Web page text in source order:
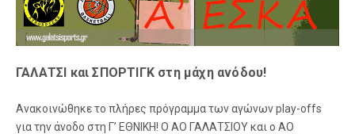
ΓΑΛΑΤΣΙ και ΣΠΟΡΤΙΓΚ στη μάχη ανόδου!
Ανακοινώθηκε το πλήρες πρόγραμμα των αγώνων play-offs
για την άνοδο στη Γ’ ΕΘΝΙΚΗ! Ο ΑΟ ΓΑΛΑΤΣΙΟΥ και ο ΑΟ